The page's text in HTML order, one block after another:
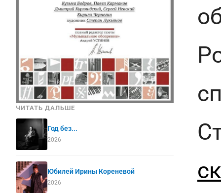
ЧИТАТЬ ДАЛЬШЕ
Год без...
2026
Юбилей Ирины Кореневой
2026